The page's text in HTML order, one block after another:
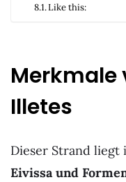
Like this:
Merkmale
Illetes
Dieser Strand liegt
Eivissa und